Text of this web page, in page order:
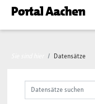
Portal Aachen
Datensätze